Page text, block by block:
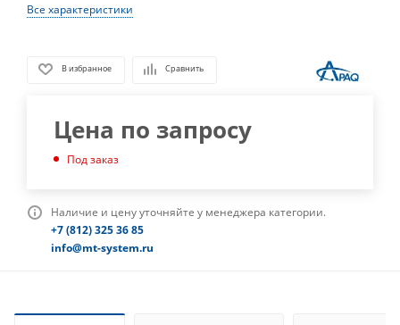
Все характеристики
В избранное Сравнить
Цена по запросу
Под заказ
Наличие и цену уточняйте у менеджера категории.
+7 (812) 325 36 85
info@mt-system.ru